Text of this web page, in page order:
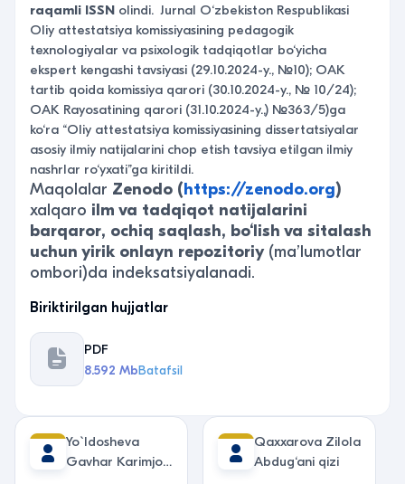
raqamli ISSN olindi. Jurnal O‘zbekiston Respublikasi
Oliy attestatsiya komissiyasining pedagogik
texnologiyalar va psixologik tadqiqotlar bo‘yicha
ekspert kengashi tavsiyasi (29.10.2024-y., №10); OAK
tartib qoida komissiya qarori (30.10.2024-y., № 10/24);
OAK Rayosatining qarori (31.10.2024-y.,) №363/5)ga
ko‘ra “Oliy attestatsiya komissiyasining dissertatsiyalar
asosiy ilmiy natijalarini chop etish tavsiya etilgan ilmiy
nashrlar ro‘yxati”ga kiritildi.
Maqolalar Zenodo (https://zenodo.org)
xalqaro ilm va tadqiqot natijalarini
barqaror, ochiq saqlash, bo‘lish va sitalash
uchun yirik onlayn repozitoriy(ma’lumotlar
ombori)da indeksatsiyalanadi.
Biriktirilgan hujjatlar
PDF
8.592 MbBatafsil
Yo`ldosheva
Gavhar Karimjon
Qaxxarova Zilola
Abdug‘ani qizi